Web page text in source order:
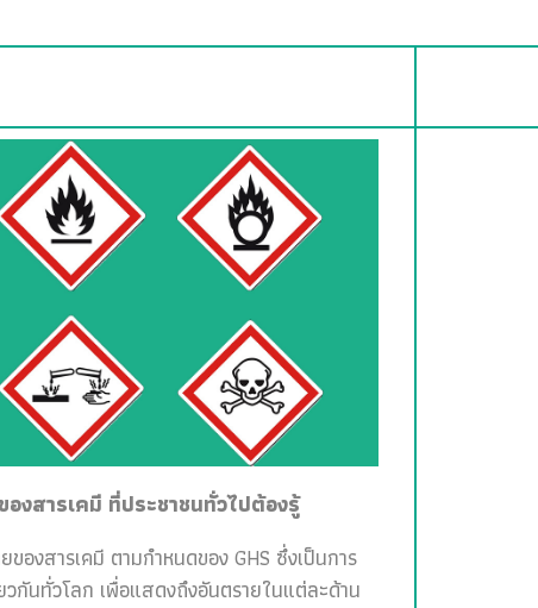
สารเคมี ที่ประชาชนทั่วไปต้องรู้
งสารเคมี ตามกำหนดของ GHS ซึ่งเป็นการ
วกันทั่วโลก เพื่อแสดงถึงอันตรายในแต่ละด้าน